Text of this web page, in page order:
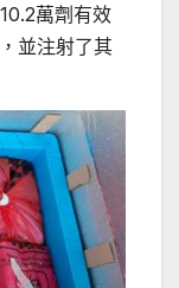
萬劑有效
並注射了其